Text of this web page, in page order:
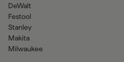
DeWalt
Festool
Stanley
Makita
Milwaukee